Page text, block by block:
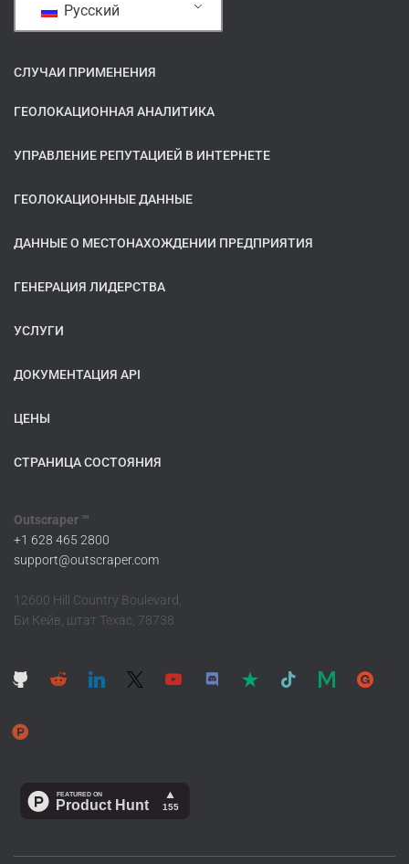
Русский
СЛУЧАИ ПРИМЕНЕНИЯ
ГЕОЛОКАЦИОННАЯ АНАЛИТИКА
УПРАВЛЕНИЕ РЕПУТАЦИЕЙ В ИНТЕРНЕТЕ
ГЕОЛОКАЦИОННЫЕ ДАННЫЕ
ДАННЫЕ О МЕСТОНАХОЖДЕНИИ ПРЕДПРИЯТИЯ
ГЕНЕРАЦИЯ ЛИДЕРСТВА
УСЛУГИ
ДОКУМЕНТАЦИЯ API
ЦЕНЫ
СТРАНИЦА СОСТОЯНИЯ
Outscraper ™
+1 628 465 2800
support@outscraper.com
12600 Hill Country Boulevard,
Би Кейв, штат Техас, 78738